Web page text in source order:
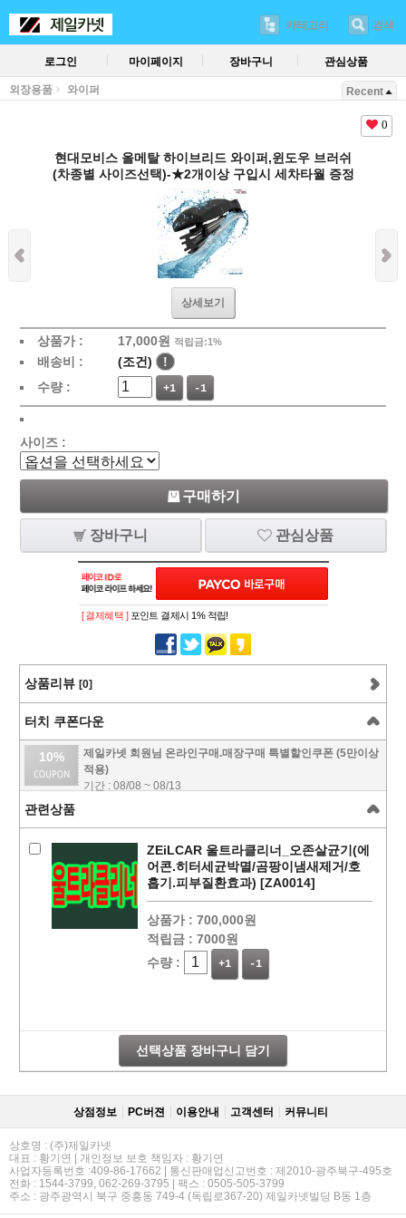
카테고리 검색
로그인 마이페이지 장바구니 관심상품
외장용품 와이퍼 Recent
0
현대모비스 올메탈 하이브리드 와이퍼,윈도우 브러쉬
(차종별 사이즈선택)-★2개이상 구입시 세차타월 증정
상세보기
상품가 : 17,000원 적립금:1%
배송비 : (조건)
!
수량 :
+1 -1
사이즈 :
구매하기
장바구니 관심상품
PAYCO 바로
[ 결제혜택 ] 포인트 결제시 1% 적립!
상품리뷰 [0]
터치 쿠폰다운
10%
제일카넷 회원님 온라인구매.매장구매 특별할인쿠폰 (5만이상
적용)
기간 : 08/08 ~ 08/13
관련상품
ZEiLCAR 울트라클리너_오존살균기(에
어콘.히터세균박멸/곰팡이냄새제거/호
흡기.피부질환효과) [ZA0014]
상품가 : 700,000원
적립금 : 7000원
수량 :
+1 -1
선택상품 장바구니 담기
상점정보 PC버젼 이용안내 고객센터 커뮤니티
상호명 : (주)제일카넷
대표 : 황기연 | 개인정보 보호 책임자 : 황기연
사업자등록번호 :409-86-17662 | 통신판매업신고번호 : 제2010-광주북구-495호
전화 : 1544-3799, 062-269-3795 | 팩스 : 0505-505-3799
주소 : 광주광역시 북구 중흥동 749-4 (독립로367-20) 제일카넷빌딩 B동 1층